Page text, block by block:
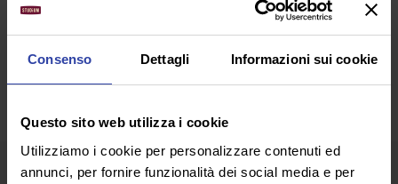
Consenso Dettagli Informazioni sui cookie
Questo sito web utilizza i cookie
Utilizziamo i cookie per personalizzare contenuti ed
annunci, per fornire funzionalità dei social media e per